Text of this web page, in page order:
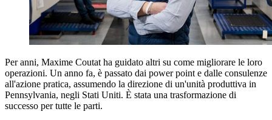
Per anni, Maxime Coutat ha guidato altri su come migliorare le loro
operazioni. Un anno fa, è passato dai power point e dalle consulenze
all'azione pratica, assumendo la direzione di un'unità produttiva in
Pennsylvania, negli Stati Uniti. È stata una trasformazione di
successo per tutte le parti.